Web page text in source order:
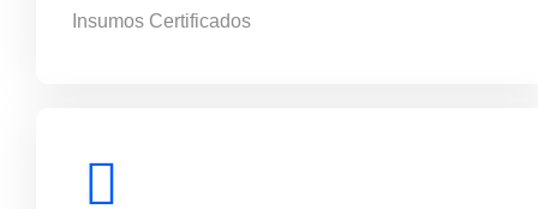
Insumos Certificados